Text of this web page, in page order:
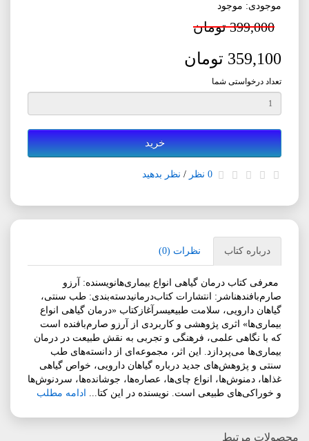
موجودی: موجود
399,000 تومان
359,100 تومان
تعداد درخواستی شما
خرید
0 نظر / نظر بدهید
درباره کتاب نظرات (0)
معرفی کتاب درمان گیاهی انواع بیماری‌هانویسنده: آرزو
صارم‌بافندهناشر: انتشارات کتاب‌درمانیدسته‌بندی: طب سنتی،
گیاهان دارویی، سلامت طبیعیسرآغازکتاب «درمان گیاهی انواع
بیماری‌ها» اثری پژوهشی و کاربردی از آرزو صارم‌بافنده است
که با نگاهی علمی، فرهنگی و تجربی به نقش طبیعت در درمان
بیماری‌ها می‌پردازد. این اثر، مجموعه‌ای از دانسته‌های طب
سنتی و پژوهش‌های جدید درباره گیاهان دارویی، خواص گیاهی
غذاها، دمنوش‌ها، انواع چای‌ها، عصاره‌ها، جوشانده‌ها، سردنوش‌ها
و خوراکی‌های طبیعی است. نویسنده در این کتا... ادامه مطلب
محصولات مرتبط